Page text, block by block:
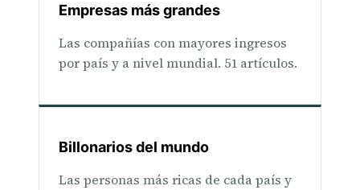
Empresas más grandes
Las compañías con mayores ingresos
por país y a nivel mundial. 51 artículos.
Billonarios del mundo
Las personas más ricas de cada país y